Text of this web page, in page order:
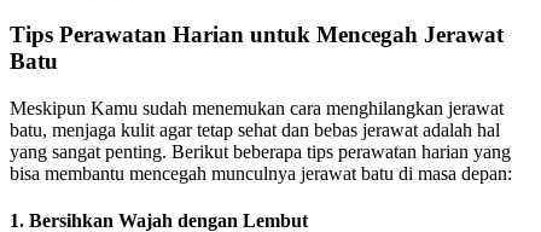
Tips Perawatan Harian untuk Mencegah Jerawat
Batu
Meskipun Kamu sudah menemukan cara menghilangkan jerawat
batu, menjaga kulit agar tetap sehat dan bebas jerawat adalah hal
yang sangat penting. Berikut beberapa tips perawatan harian yang
bisa membantu mencegah munculnya jerawat batu di masa depan:
1. Bersihkan Wajah dengan Lembut